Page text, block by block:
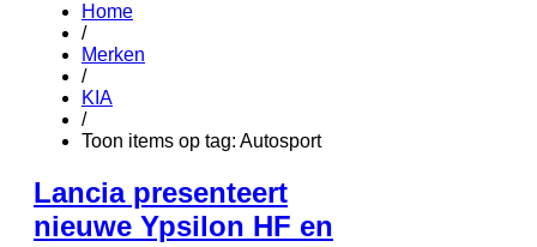
Home
/
Merken
/
KIA
/
Toon items op tag: Autosport
Lancia presenteert
nieuwe Ypsilon HF en